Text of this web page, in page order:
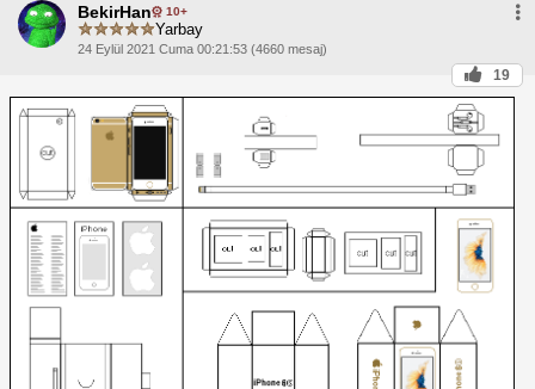
BekirHan 10+
Yarbay
24 Eylül 2021 Cuma 00:21:53 (4660 mesaj)
19